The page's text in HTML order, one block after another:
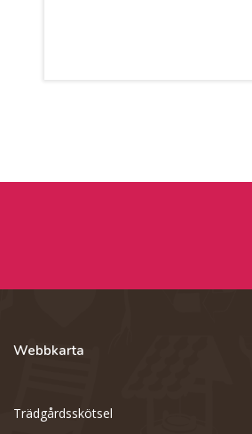
Webbkarta
Trädgårdsskötsel